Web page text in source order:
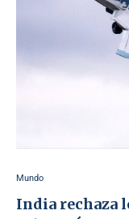
Mundo
India rechaza